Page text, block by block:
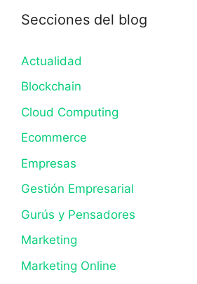
Secciones del blog
Actualidad
Blockchain
Cloud Computing
Ecommerce
Empresas
Gestión Empresarial
Gurús y Pensadores
Marketing
Marketing Online